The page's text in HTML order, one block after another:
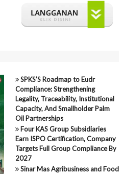
SPKS’S Roadmap to Eudr
Compliance: Strengthening
Legality, Traceability, Institutional
Capacity, And Smallholder Palm
Oil Partnerships
Four KAS Group Subsidiaries
Earn ISPO Certification, Company
Targets Full Group Compliance By
2027
Sinar Mas Agribusiness and Food